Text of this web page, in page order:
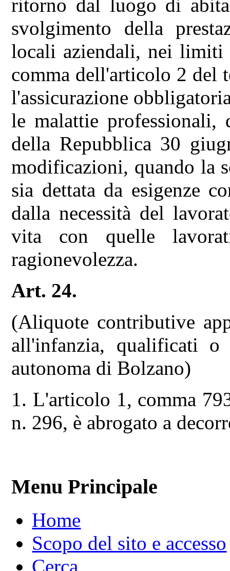
ritorno dal luogo di
svolgimento della
locali aziendali, nei
comma dell'articolo 2 del
l'assicurazione
le malattie professionali,
della Repubblica 30
modificazioni, quando la
sia dettata da esigenze
dalla necessità del
vita con quelle
ragionevolezza.
Art. 24.
(Aliquote contributive
all'infanzia, qualificati o
autonoma di Bolzano)
1. L'articolo 1, comma
n. 296, è abrogato a
Menu Principale
Home
Scopo del sito e accesso
Cerca